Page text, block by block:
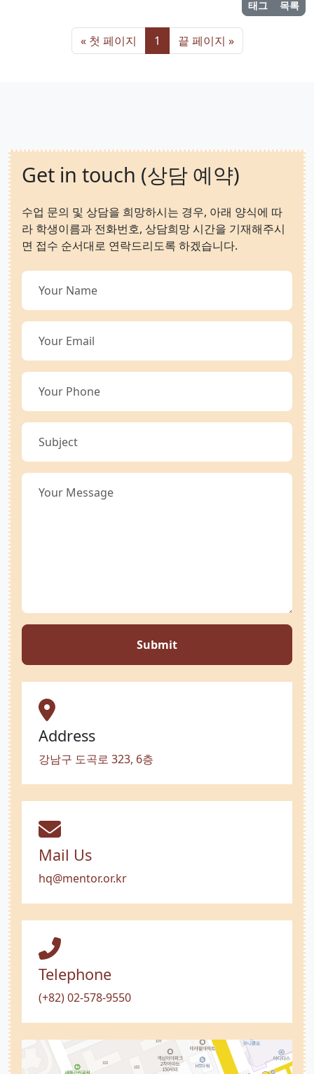
태그 목록
« 첫 페이지 1 끝 페이지 »
Get in touch (상담 예약)
수업 문의 및 상담을 희망하시는 경우, 아래 양식에 따
라 학생이름과 전화번호, 상담희망 시간을 기재해주시
면 접수 순서대로 연락드리도록 하겠습니다.
Submit
Address
강남구 도곡로 323, 6층
Mail Us
hq@mentor.or.kr
Telephone
(+82) 02-578-9550